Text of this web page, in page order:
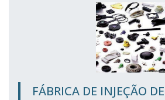
FÁBRICA DE INJEÇÃO